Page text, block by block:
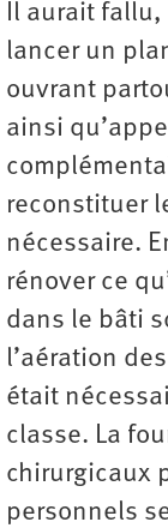
Il aurait fallu,
lancer un
ouvrant
ainsi
reconstituer
nécessaire.
rénover ce
dans le bâti
l’aération
était
classe. La
chirurgicaux
personnels